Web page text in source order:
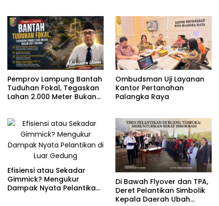
Pemprov Lampung Bantah
Tuduhan Fokal, Tegaskan
Lahan 2.000 Meter Bukan
Ombudsman Uji Layanan
Kantor Pertanahan
Palangka Raya
Efisiensi atau Sekadar
Gimmick? Mengukur
Dampak Nyata Pelantikan
Di Bawah Flyover dan TPA,
Deret Pelantikan Simbolik
Kepala Daerah Ubah